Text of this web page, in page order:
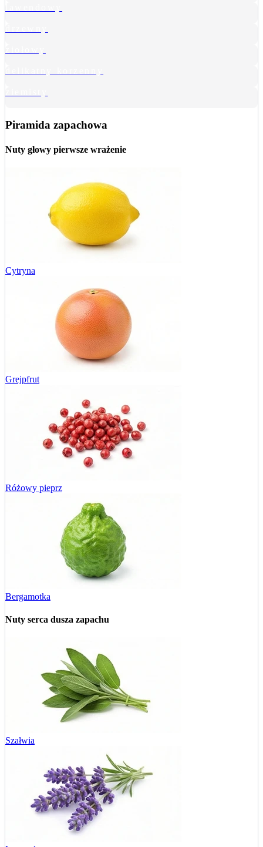
Piramida zapachowa
Nuty głowy pierwsze wrażenie
Cytryna
Grejpfrut
Różowy pieprz
Bergamotka
Nuty serca dusza zapachu
Szałwia